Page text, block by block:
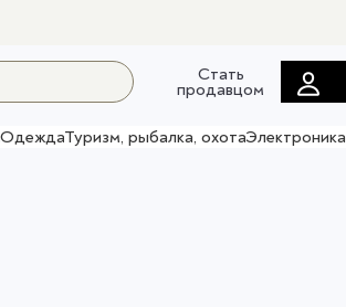
Стать
продавцом
ОдеждаТуризм, рыбалка, охотаЭлектроника